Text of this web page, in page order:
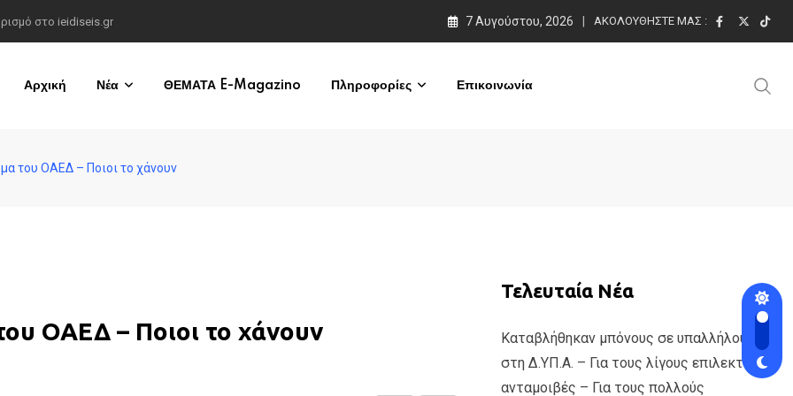
στο ieidiseis.gr 7 Αυγούστου, 2026 ΑΚΟΛΟΥΘΉΣΤΕ ΜΑΣ :
Αρχική Νέα ΘΕΜΑΤΑ E-Magazino Πληροφορίες Επικοινωνία
του ΟΑΕΔ – Ποιοι το χάνουν
ΟΑΕΔ – Ποιοι το χάνουν
Τελευταία Νέα
Καταβλήθηκαν μπόνους σε υπαλλήλους
στη Δ.ΥΠ.Α. – Για τους λίγους επιλεκτικές
ανταμοιβές – Για τους πολλούς